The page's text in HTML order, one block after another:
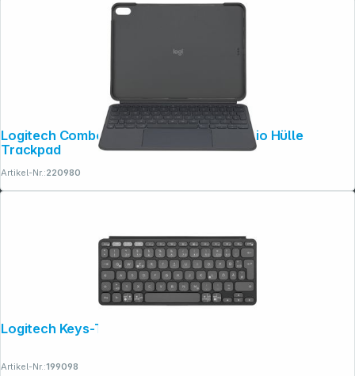
Logitech Combo Touch Tastatur und Folio Hülle
Trackpad
Artikel-Nr.:220980
Artikel-Nr.:199098